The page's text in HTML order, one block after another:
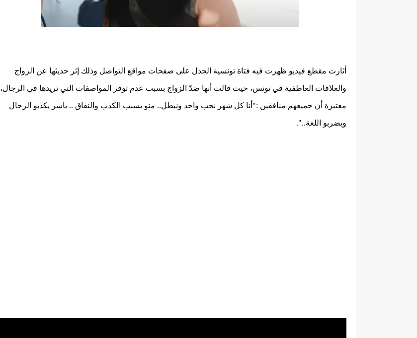
أثارت مقطع فيديو ظهرت فيه فتاة تونسية الجدل على صفحات مواقع التواصل وذلك إثر حديثها عن الزواج
والعلاقات العاطفية في تونس، حيث قالت أنها ضدّ الزواج بسبب عدم توفر المواصفات التي تريدها في الرجال،
معتبرة أن جميعهم منافقين :"أنا كل شهر نحب واحد ونبطل.. منو بسبب الكذب والنفاق .. ياسر يكذبو الرجال
ويضربو اللغة..".